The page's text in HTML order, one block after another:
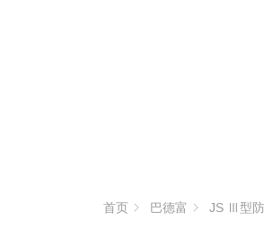
首页 巴德富 JS Ⅲ型